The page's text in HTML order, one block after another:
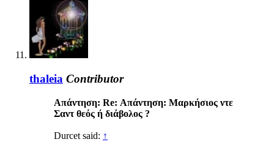
thaleia Contributor
Απάντηση: Re: Απάντηση: Mαρκήσιος ντε
Σαντ θεός ή διάβολος ?
Durcet said: ↑